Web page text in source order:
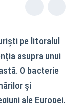
pe litoralul
asupra unui
O bacterie
și
ale Europei,